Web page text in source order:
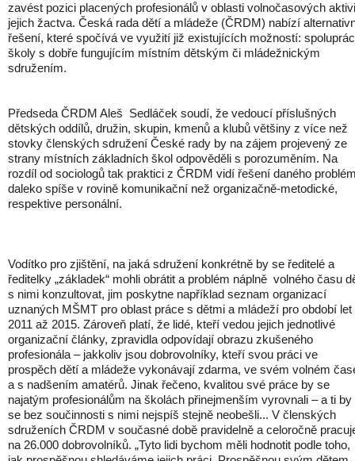
zavést pozici placených profesionálů v oblasti volnočasových
jejich žactva. Česká rada dětí a mládeže (ČRDM) nabízí
řešení, které spočívá ve využití již existujících možností:
školy s dobře fungujícím místním dětským či mládežnickým
sdružením.
Předseda ČRDM Aleš Sedláček soudí, že vedoucí příslušných
dětských oddílů, družin, skupin, kmenů a klubů většiny z více než
stovky členských sdružení České rady by na zájem projevený ze
strany místních základních škol odpověděli s porozuměním. Na
rozdíl od sociologů tak praktici z ČRDM vidí řešení daného
daleko spíše v rovině komunikační než organizačně-metodické,
respektive personální.
Vodítko pro zjištění, na jaká sdružení konkrétně by se ředitelé a
ředitelky „základek“ mohli obrátit a problém náplně volného času
s nimi konzultovat, jim poskytne například seznam organizací
uznaných MŠMT pro oblast práce s dětmi a mládeží pro období let
2011 až 2015. Zároveň platí, že lidé, kteří vedou jejich jednotlivé
organizační články, zpravidla odpovídají obrazu zkušeného
profesionála – jakkoliv jsou dobrovolníky, kteří svou práci ve
prospěch dětí a mládeže vykonávají zdarma, ve svém volném
a s nadšením amatérů. Jinak řečeno, kvalitou své práce by se
najatým profesionálům na školách přinejmenším vyrovnali – a ti by
se bez součinnosti s nimi nejspíš stejně neobešli... V členských
sdruženích ČRDM v současné době pravidelně a celoročně
na 26.000 dobrovolníků. „Tyto lidi bychom měli hodnotit podle toho,